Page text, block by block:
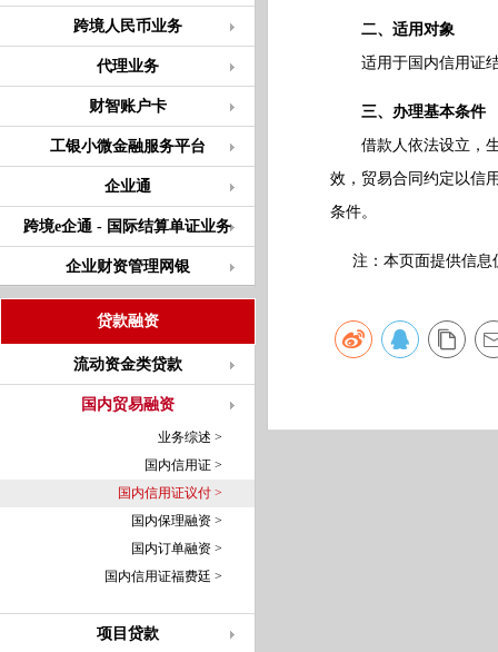
跨境人民币业务
代理业务
财智账户卡
工银小微金融服务平台
企业通
跨境e企通 - 国际结算单证业务
企业财资管理网银
贷款融资
流动资金类贷款
国内贸易融资
业务综述 >
国内信用证 >
国内信用证议付 >
国内保理融资 >
国内订单融资 >
国内信用证福费廷 >
项目贷款
二、适用对象
适用于国内信用证结
三、办理基本条件
借款人依法设立，生
效，贸易合同约定以信
条件。
注：本页面提供信息